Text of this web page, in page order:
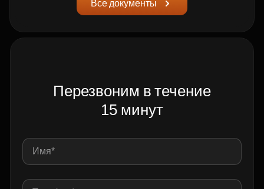
Все документы
Перезвоним в течение
15 минут